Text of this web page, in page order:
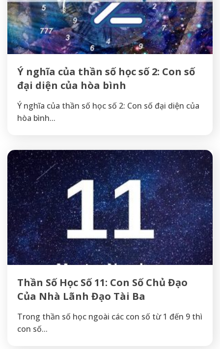
Ý nghĩa của thần số học số 2: Con số
đại diện của hòa bình
Ý nghĩa của thần số học số 2: Con số đại diện của
hòa bình...
Thần Số Học Số 11: Con Số Chủ Đạo
Của Nhà Lãnh Đạo Tài Ba
Trong thần số học ngoài các con số từ 1 đến 9 thì
con số...